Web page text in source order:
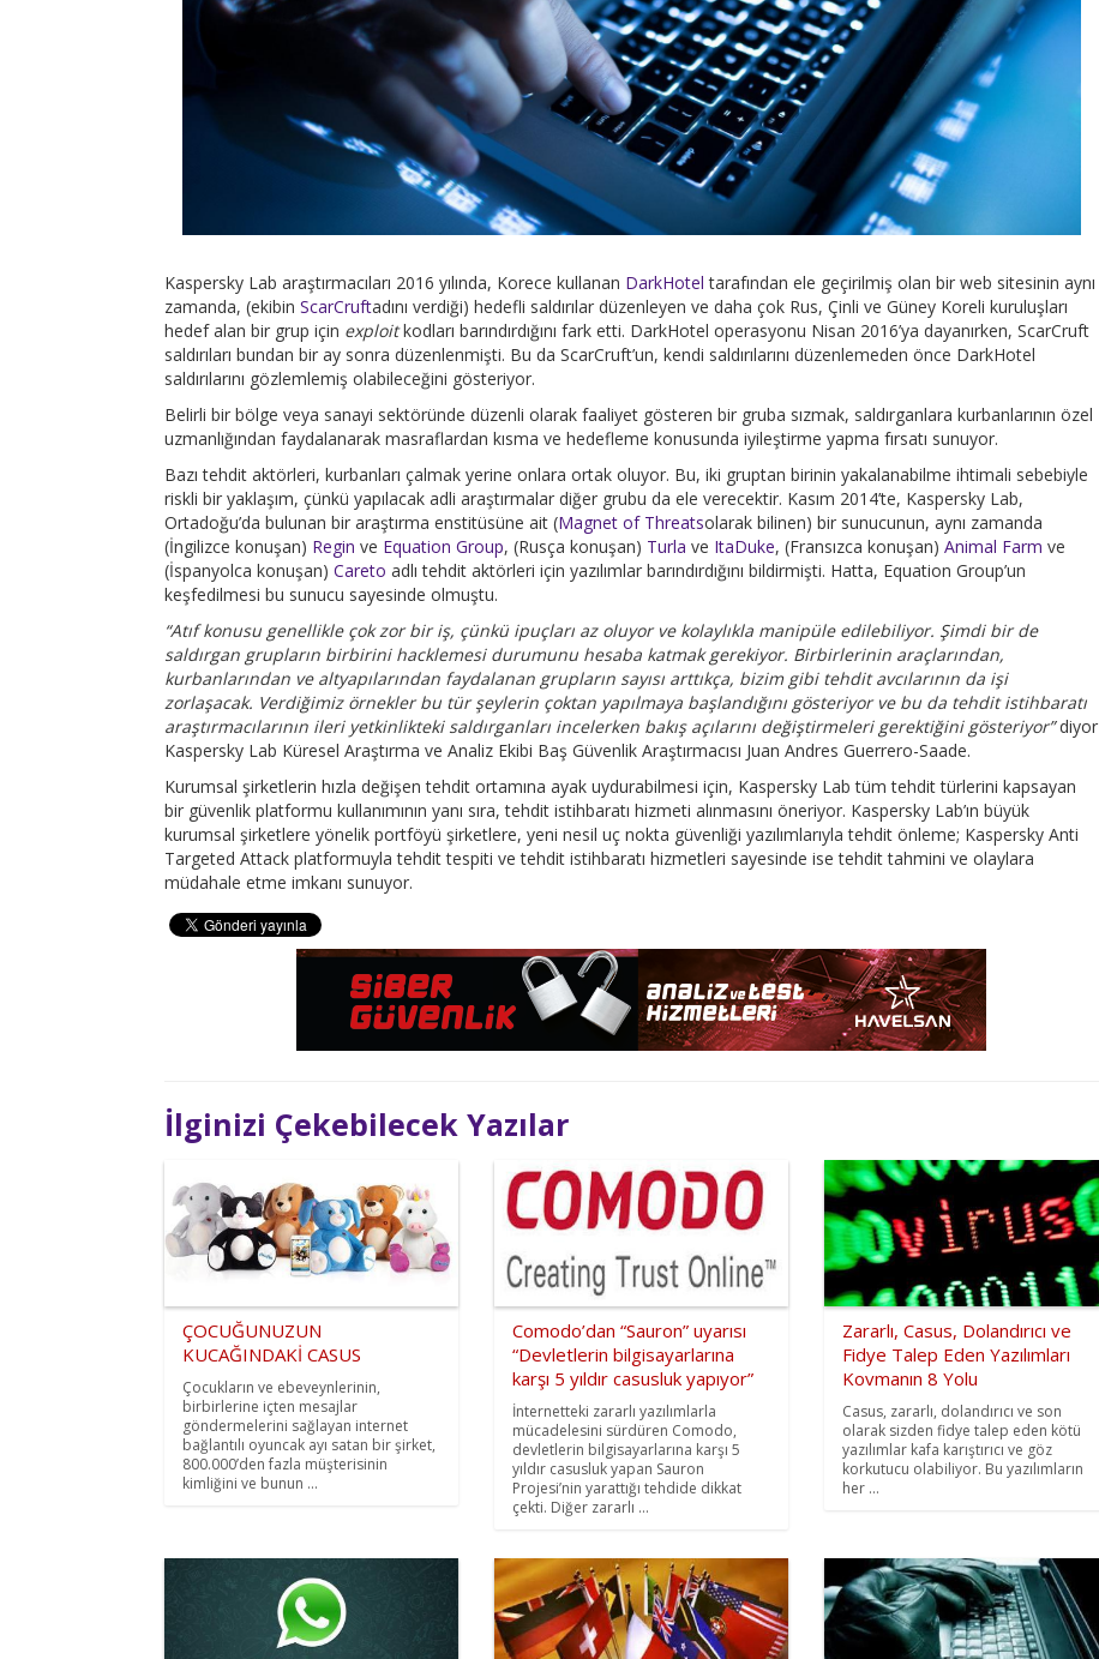
Kaspersky Lab araştırmacıları 2016 yılında, Korece kullanan DarkHotel tarafından ele geçirilmiş olan bir web sitesinin aynı
zamanda, (ekibin ScarCruftadını verdiği) hedefli saldırılar düzenleyen ve daha çok Rus, Çinli ve Güney Koreli kuruluşları
hedef alan bir grup için exploitkodları barındırdığını fark etti. DarkHotel operasyonu Nisan 2016’ya dayanırken, ScarCruft
saldırıları bundan bir ay sonra düzenlenmişti. Bu da ScarCruft’un, kendi saldırılarını düzenlemeden önce DarkHotel
saldırılarını gözlemlemiş olabileceğini gösteriyor.
Belirli bir bölge veya sanayi sektöründe düzenli olarak faaliyet gösteren bir gruba sızmak, saldırganlara kurbanlarının özel
uzmanlığından faydalanarak masraflardan kısma ve hedefleme konusunda iyileştirme yapma fırsatı sunuyor.
Bazı tehdit aktörleri, kurbanları çalmak yerine onlara ortak oluyor. Bu, iki gruptan birinin yakalanabilme ihtimali sebebiyle
riskli bir yaklaşım, çünkü yapılacak adli araştırmalar diğer grubu da ele verecektir. Kasım 2014’te, Kaspersky Lab,
Ortadoğu’da bulunan bir araştırma enstitüsüne ait (Magnet of Threatsolarak bilinen) bir sunucunun, aynı zamanda
(İngilizce konuşan) Regin ve Equation Group, (Rusça konuşan) Turla ve ItaDuke, (Fransızca konuşan) Animal Farm ve
(İspanyolca konuşan) Careto adlı tehdit aktörleri için yazılımlar barındırdığını bildirmişti. Hatta, Equation Group’un
keşfedilmesi bu sunucu sayesinde olmuştu.
“Atıf konusu genellikle çok zor bir iş, çünkü ipuçları az oluyor ve kolaylıkla manipüle edilebiliyor. Şimdi bir de
saldırgan grupların birbirini hacklemesi durumunu hesaba katmak gerekiyor. Birbirlerinin araçlarından,
kurbanlarından ve altyapılarından faydalanan grupların sayısı arttıkça, bizim gibi tehdit avcılarının da işi
zorlaşacak. Verdiğimiz örnekler bu tür şeylerin çoktan yapılmaya başlandığını gösteriyor ve bu da tehdit istihbaratı
araştırmacılarının ileri yetkinlikteki saldırganları incelerken bakış açılarını değiştirmeleri gerektiğini gösteriyor”diyor
Kaspersky Lab Küresel Araştırma ve Analiz Ekibi Baş Güvenlik Araştırmacısı Juan Andres Guerrero-Saade.
Kurumsal şirketlerin hızla değişen tehdit ortamına ayak uydurabilmesi için, Kaspersky Lab tüm tehdit türlerini kapsayan
bir güvenlik platformu kullanımının yanı sıra, tehdit istihbaratı hizmeti alınmasını öneriyor. Kaspersky Lab’ın büyük
kurumsal şirketlere yönelik portföyü şirketlere, yeni nesil uç nokta güvenliği yazılımlarıyla tehdit önleme; Kaspersky Anti
Targeted Attack platformuyla tehdit tespiti ve tehdit istihbaratı hizmetleri sayesinde ise tehdit tahmini ve olaylara
müdahale etme imkanı sunuyor.
İlginizi Çekebilecek Yazılar
ÇOCUĞUNUZUN
KUCAĞINDAKİ CASUS
Çocukların ve ebeveynlerinin,
birbirlerine içten mesajlar
göndermelerini sağlayan internet
bağlantılı oyuncak ayı satan bir şirket,
800.000’den fazla müşterisinin
kimliğini ve bunun ...
Comodo’dan “Sauron” uyarısı
“Devletlerin bilgisayarlarına
karşı 5 yıldır casusluk yapıyor”
İnternetteki zararlı yazılımlarla
mücadelesini sürdüren Comodo,
devletlerin bilgisayarlarına karşı 5
yıldır casusluk yapan Sauron
Projesi’nin yarattığı tehdide dikkat
çekti. Diğer zararlı ...
Zararlı, Casus, Dolandırıcı ve
Fidye Talep Eden Yazılımları
Kovmanın 8 Yolu
Casus, zararlı, dolandırıcı ve son
olarak sizden fidye talep eden kötü
yazılımlar kafa karıştırıcı ve göz
korkutucu olabiliyor. Bu yazılımların
her ...